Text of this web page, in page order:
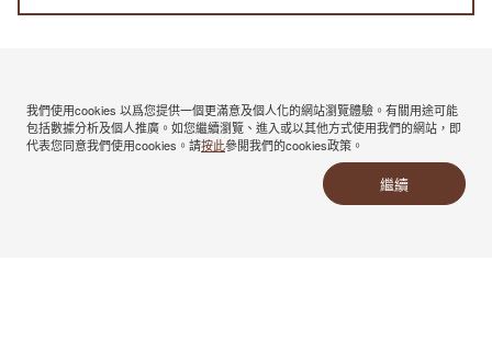
我們使用cookies 以爲您提供一個更滿意及個人化的網站瀏覽體驗。有關用途可能
包括數據分析及個人推廣。如您繼續瀏覽、進入或以其他方式使用我們的網站，即
代表您同意我們使用cookies。請按此參閲我們的cookies政策。
繼續